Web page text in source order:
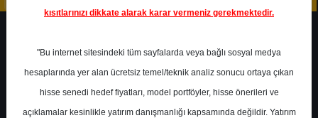
kısıtlarınızı dikkate alarak karar vermeniz gerekmektedir.
"Bu internet sitesindeki tüm sayfalarda veya bağlı sosyal medya
hesaplarında yer alan ücretsiz temel/teknik analiz sonucu ortaya çıkan
hisse senedi hedef fiyatları, model portföyler, hisse önerileri ve
açıklamalar kesinlikle yatırım danışmanlığı kapsamında değildir. Yatırım